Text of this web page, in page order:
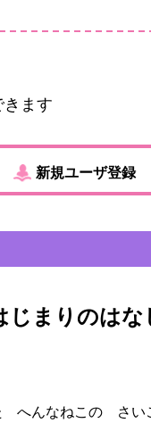
きます
新規ユーザ登録
まりのはな
へんなねこの さい